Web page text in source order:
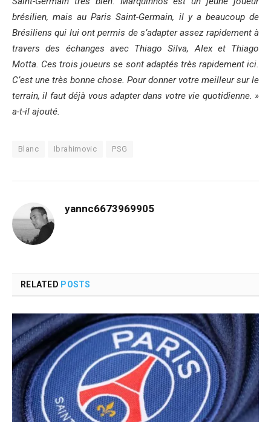
brésilien, mais au Paris Saint-Germain, il y a beaucoup de
Brésiliens qui lui ont permis de s’adapter assez rapidement à
travers des échanges avec Thiago Silva, Alex et Thiago
Motta. Ces trois joueurs se sont adaptés très rapidement ici.
C’est une très bonne chose. Pour donner votre meilleur sur le
terrain, il faut déjà vous adapter dans votre vie quotidienne. »
a-t-il ajouté.
Blanc Ibrahimovic PSG
yannc6673969905
RELATED POSTS